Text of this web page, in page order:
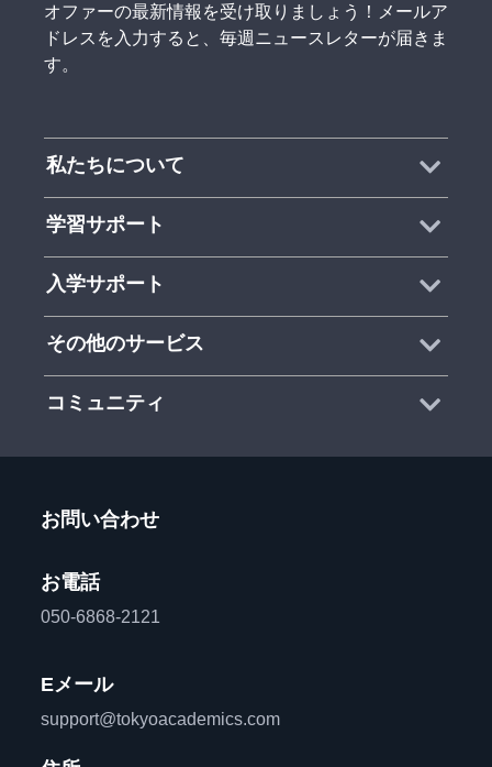
私たちについて
学習サポート
入学サポート
その他のサービス
コミュニティ
オファーの最新情報を受け取りましょう！メールア
ドレスを入力すると、毎週ニュースレターが届きま
す。
お問い合わせ
お電話
050-6868-2121
Eメール
support@tokyoacademics.com